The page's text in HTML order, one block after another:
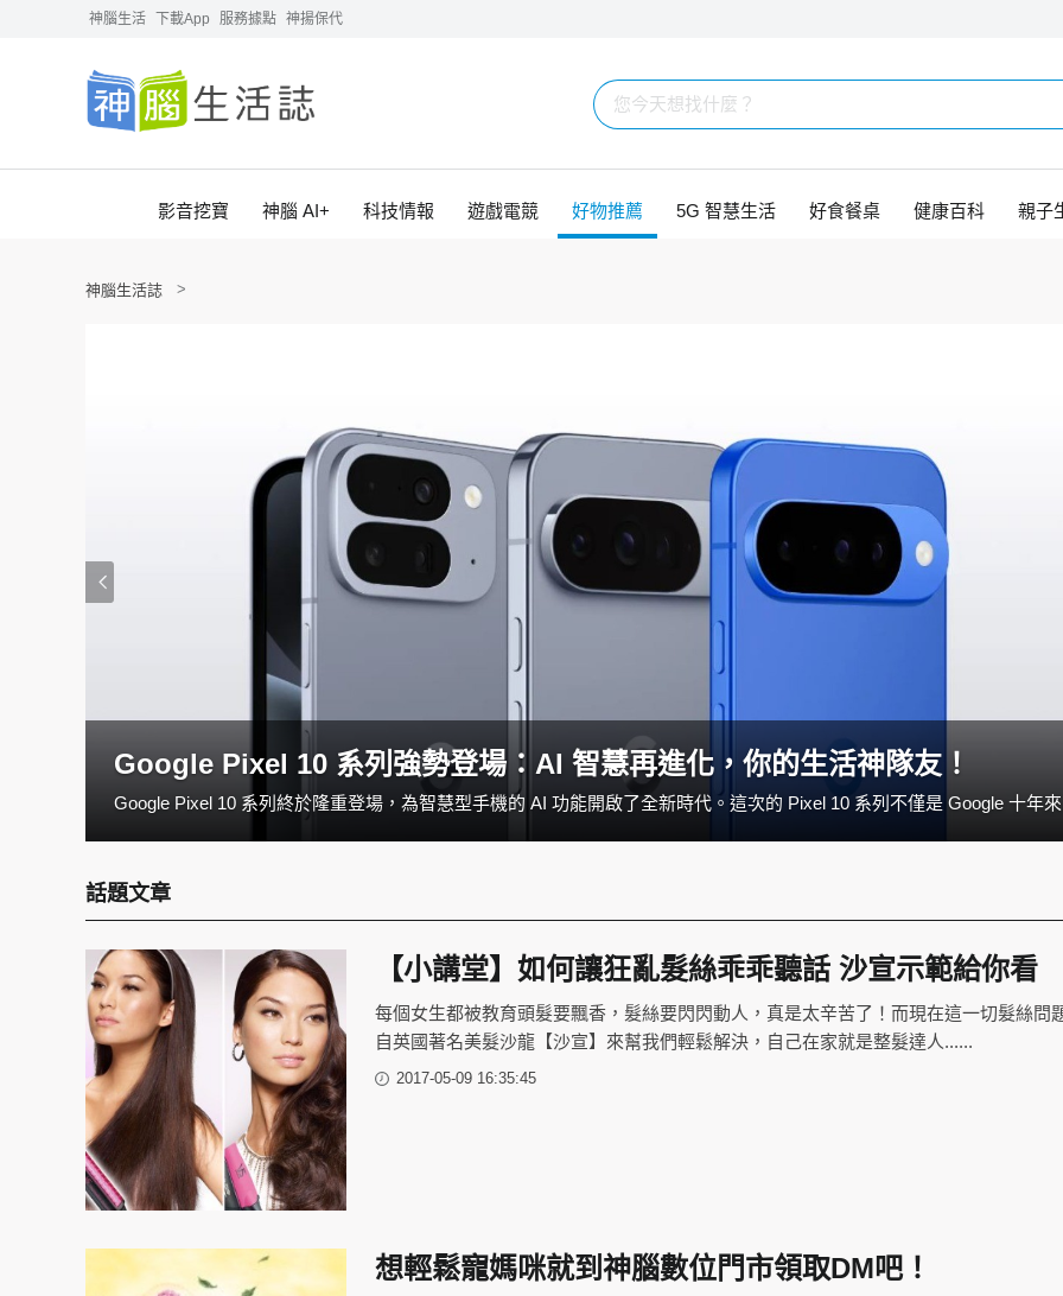
神腦生活 下載App 服務據點 神揚保代
影音挖寶 神腦 AI+ 科技情報 遊戲電競 好物推薦 5G 智慧生活 好食餐桌 健康百科 親子
神腦生活誌
Google Pixel 10 系列強勢登場：AI 智慧再進化，你的生活神隊友！
話題文章
【小講堂】如何讓狂亂髮絲乖乖聽話 沙宣示範給你看
每個女生都被教育頭髮要飄香，髮絲要閃閃動人，真是太辛苦了！而現在這一切髮絲問
自英國著名美髮沙龍【沙宣】來幫我們輕鬆解決，自己在家就是整髮達人......
2017-05-09 16:35:45
想輕鬆寵媽咪就到神腦數位門市領取DM吧！